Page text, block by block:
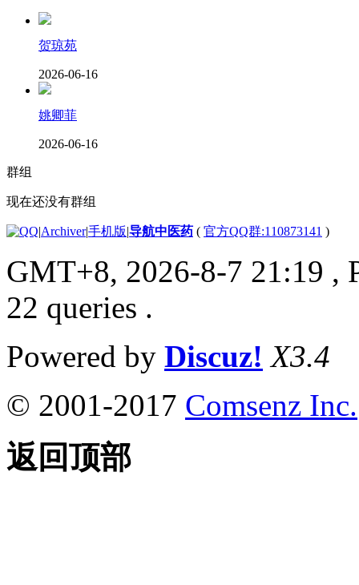
贺琼苑
2026-06-16
姚卿菲
2026-06-16
群组
现在还没有群组
|Archiver|手机版|导航中医药 ( 官方QQ群:110873141 )
GMT+8, 2026-8-7 21:19 ,
22 queries .
Powered by Discuz! X3.4
© 2001-2017 Comsenz Inc.
返回顶部